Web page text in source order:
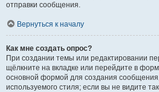
отправки сообщения.
Вернуться к началу
Как мне создать опрос?
При создании темы или редактировании
щёлкните на вкладке или перейдите в
основной формой для создания
используемого стиля; если вы не видите